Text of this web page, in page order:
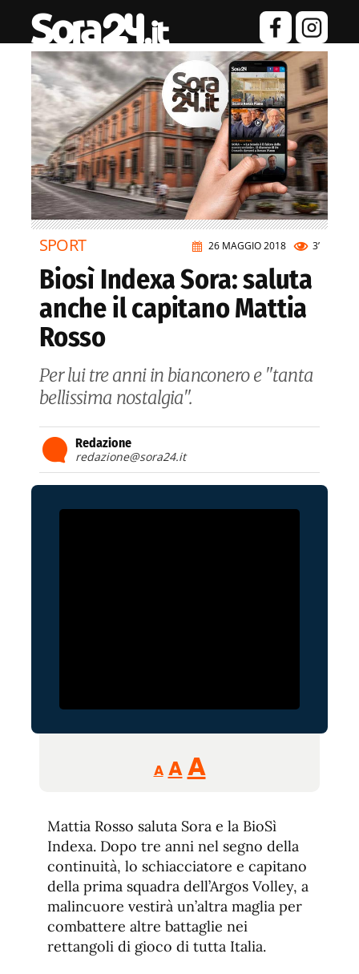
26 MAGGIO 2018 3’
SPORT
Biosì Indexa Sora: saluta
anche il capitano Mattia
Rosso
Per lui tre anni in bianconero e "tanta
bellissima nostalgia".
Redazione
redazione@sora24.it
A
Reducir
tamaño
A Restablecer
de
fuente
AAumentar
de
fuente.
Mattia Rosso saluta Sora e la BioSì
Indexa. Dopo tre anni nel segno della
continuità, lo schiacciatore e capitano
della prima squadra dell’Argos Volley, a
malincuore vestirà un’altra maglia per
combattere altre battaglie nei
rettangoli di gioco di tutta Italia.